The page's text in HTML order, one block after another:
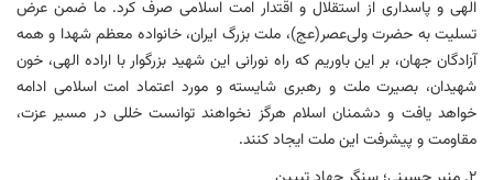
الهی و پاسداری از استقلال و اقتدار امت اسلامی صرف کرد. ما ضمن عرض
تسلیت به حضرت ولی‌عصر(عج)، ملت بزرگ ایران، خانواده معظم شهدا و همه
آزادگان جهان، بر این باوریم که راه نورانی این شهید بزرگوار با اراده الهی، خون
شهیدان، بصیرت ملت و رهبری شایسته و مورد اعتماد امت اسلامی ادامه
خواهد یافت و دشمنان اسلام هرگز نخواهند توانست خللی در مسیر عزت،
مقاومت و پیشرفت این ملت ایجاد کنند.